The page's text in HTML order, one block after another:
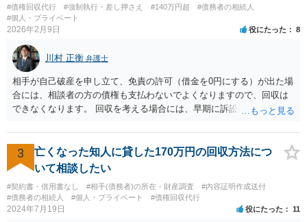
の介護は子供がみるという民法の条文はありません。 また、親に対す
る扶養義務は配偶者や子に対する扶養義務に比べて弱いものです。 生
養義務の順位を下げる一つの理由になります。
#債権回収代行 #強制執行・差し押さえ #140万円超
#債務者の相続人
#個人・プライベート
2026年2月9日 役にたった 8
川村 正衡 弁護士
相手が自己破産を申し立て、免責の許可（借金を0円にする）が出た場
合には、相談者の方の債権も支払わないでよくなりますので、回収は
できなくなります。 回収を考える場合には、早期に訴訟提起などを進
3
亡くなった知人に貸した170万円の回収方法につ
いて相談したい
#契約書・借用書なし #相手(債務者)の所在・財産調査
#内容証明作成送付
#債務者の相続人
#個人・プライベート #債権回収代行
2024年7月19日 役にたった 11